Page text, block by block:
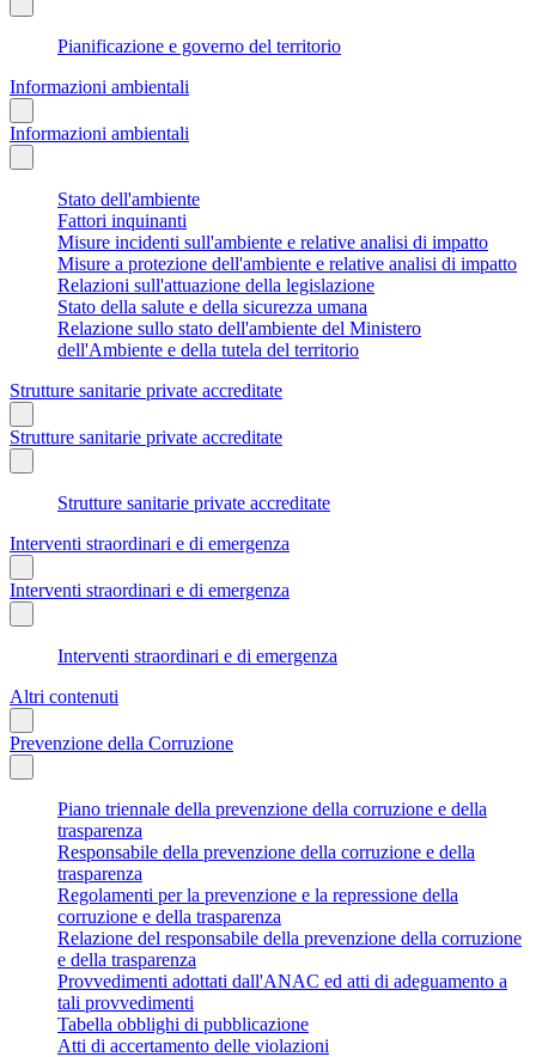
Pianificazione e governo del territorio
Informazioni ambientali
Informazioni ambientali
Stato dell'ambiente
Fattori inquinanti
Misure incidenti sull'ambiente e relative analisi di impatto
Misure a protezione dell'ambiente e relative analisi di impatto
Relazioni sull'attuazione della legislazione
Stato della salute e della sicurezza umana
Relazione sullo stato dell'ambiente del Ministero
dell'Ambiente e della tutela del territorio
Strutture sanitarie private accreditate
Strutture sanitarie private accreditate
Strutture sanitarie private accreditate
Interventi straordinari e di emergenza
Interventi straordinari e di emergenza
Interventi straordinari e di emergenza
Altri contenuti
Prevenzione della Corruzione
Piano triennale della prevenzione della corruzione e della
trasparenza
Responsabile della prevenzione della corruzione e della
trasparenza
Regolamenti per la prevenzione e la repressione della
corruzione e della trasparenza
Relazione del responsabile della prevenzione della corruzione
e della trasparenza
Provvedimenti adottati dall'ANAC ed atti di adeguamento a
tali provvedimenti
Tabella obblighi di pubblicazione
Atti di accertamento delle violazioni